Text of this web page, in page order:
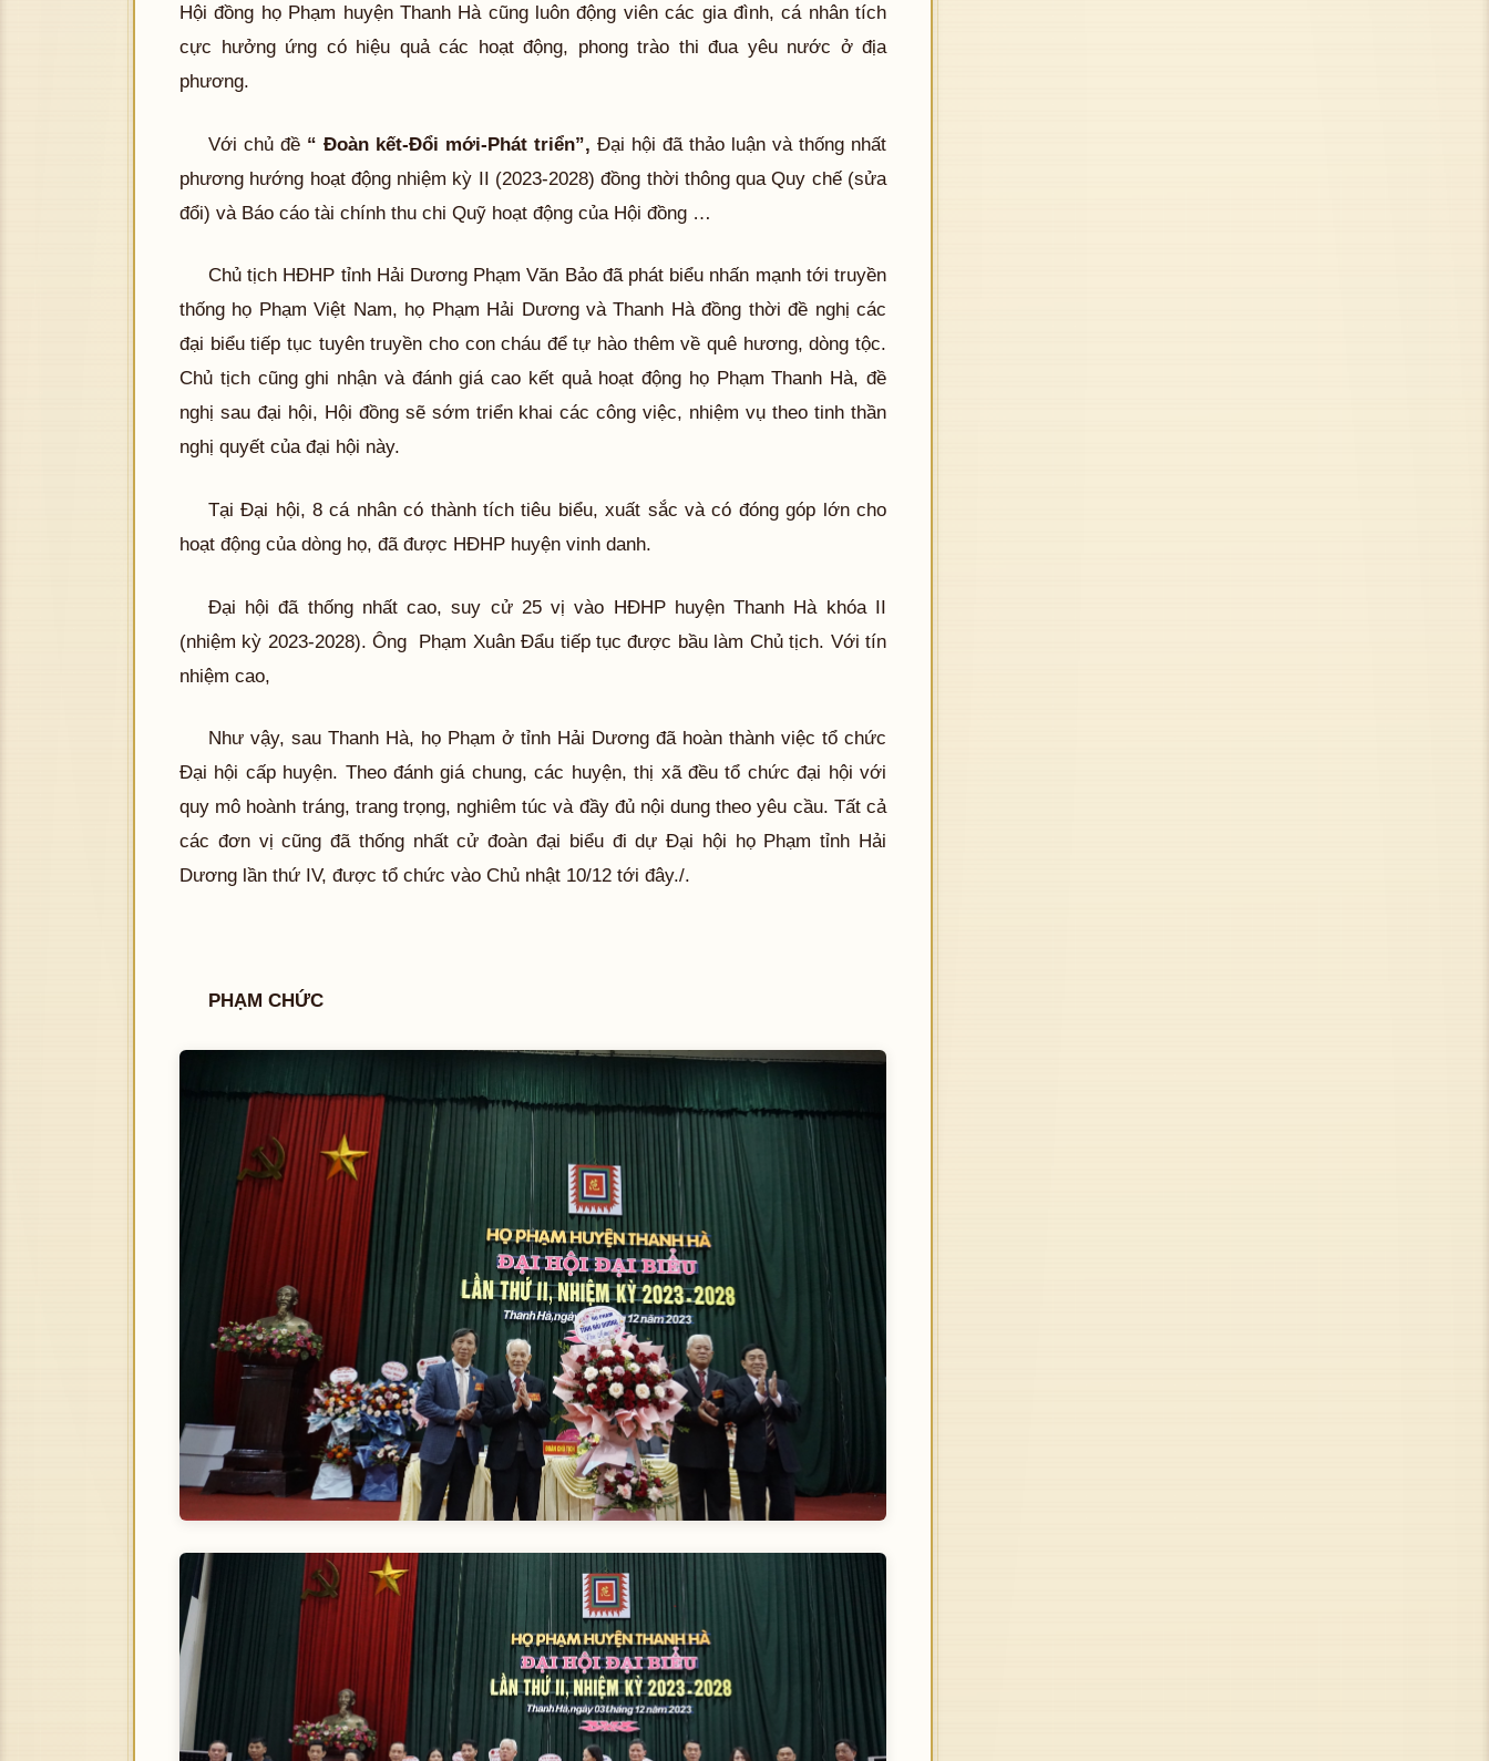
Hội đồng họ Phạm huyện Thanh Hà cũng luôn động viên các gia đình, cá nhân tích
cực hưởng ứng có hiệu quả các hoạt động, phong trào thi đua yêu nước ở địa
phương.
Với chủ đề “ Đoàn kết-Đổi mới-Phát triển”, Đại hội đã thảo luận và thống nhất
phương hướng hoạt động nhiệm kỳ II (2023-2028) đồng thời thông qua Quy chế (sửa
đổi) và Báo cáo tài chính thu chi Quỹ hoạt động của Hội đồng …
Chủ tịch HĐHP tỉnh Hải Dương Phạm Văn Bảo đã phát biểu nhấn mạnh tới truyền
thống họ Phạm Việt Nam, họ Phạm Hải Dương và Thanh Hà đồng thời đề nghị các
đại biểu tiếp tục tuyên truyền cho con cháu để tự hào thêm về quê hương, dòng tộc.
Chủ tịch cũng ghi nhận và đánh giá cao kết quả hoạt động họ Phạm Thanh Hà, đề
nghị sau đại hội, Hội đồng sẽ sớm triển khai các công việc, nhiệm vụ theo tinh thần
nghị quyết của đại hội này.
Tại Đại hội, 8 cá nhân có thành tích tiêu biểu, xuất sắc và có đóng góp lớn cho
hoạt động của dòng họ, đã được HĐHP huyện vinh danh.
Đại hội đã thống nhất cao, suy cử 25 vị vào HĐHP huyện Thanh Hà khóa II
(nhiệm kỳ 2023-2028). Ông Phạm Xuân Đẩu tiếp tục được bầu làm Chủ tịch. Với tín
nhiệm cao,
Như vậy, sau Thanh Hà, họ Phạm ở tỉnh Hải Dương đã hoàn thành việc tổ chức
Đại hội cấp huyện. Theo đánh giá chung, các huyện, thị xã đều tổ chức đại hội với
quy mô hoành tráng, trang trọng, nghiêm túc và đầy đủ nội dung theo yêu cầu. Tất cả
các đơn vị cũng đã thống nhất cử đoàn đại biểu đi dự Đại hội họ Phạm tỉnh Hải
Dương lần thứ IV, được tổ chức vào Chủ nhật 10/12 tới đây./.
PHẠM CHỨC